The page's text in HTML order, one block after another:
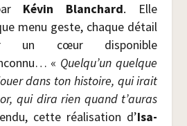
Kévin Blan­chard. Elle
menu geste, chaque détail
un cœur dis­po­nible
« Quelqu’un quelque
dans ton his­toire, qui irait
qui dira rien quand t’auras
cette réa­li­sa­tion d’Isa­